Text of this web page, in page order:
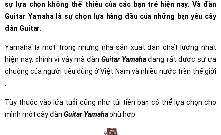
sự lựa chọn không thể thiếu của các bạn trẻ hiện nay. Và đàn
Guitar Yamaha là sự chọn lựa hàng đầu của những bạn yêu cây
đàn Guitar.
Yamaha là một trong những nhà sản xuất đàn chất lượng nhất
hiện nay, chính vì vậy mà đànGuitar Yamaha đang rất được sự ưa
chuộng của người tiêu dùng ở Việt Nam và nhiều nước trên thế giới
Tùy thuộc vào lứa tuổi cũng như túi tiền bạn có thể lựa chọn cho
mình một cây đàn Guitar Yamahaphù hợp